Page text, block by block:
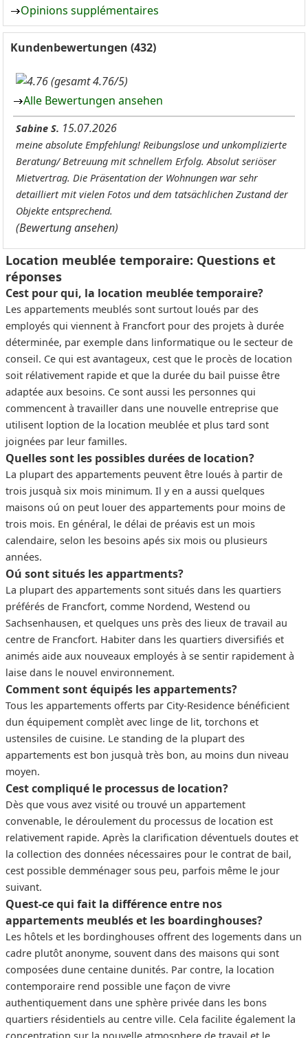
Opinions supplémentaires
Kundenbewertungen (432)
(gesamt 4.76/5)
Alle Bewertungen ansehen
Sabine S. 15.07.2026
meine absolute Empfehlung! Reibungslose und unkomplizierte
Beratung/ Betreuung mit schnellem Erfolg. Absolut seriöser
Mietvertrag. Die Präsentation der Wohnungen war sehr
detailliert mit vielen Fotos und dem tatsächlichen Zustand der
Objekte entsprechend.
(Bewertung ansehen)
Location meublée temporaire: Questions et
réponses
Cest pour qui, la location meublée temporaire?
Les appartements meublés sont surtout loués par des
employés qui viennent à Francfort pour des projets à durée
déterminée, par exemple dans linformatique ou le secteur de
conseil. Ce qui est avantageux, cest que le procès de location
soit rélativement rapide et que la durée du bail puisse être
adaptée aux besoins. Ce sont aussi les personnes qui
commencent à travailler dans une nouvelle entreprise que
utilisent loption de la location meublée et plus tard sont
joignées par leur familles.
Quelles sont les possibles durées de location?
La plupart des appartements peuvent être loués à partir de
trois jusquà six mois minimum. Il y en a aussi quelques
maisons oú on peut louer des appartements pour moins de
trois mois. En général, le délai de préavis est un mois
calendaire, selon les besoins apés six mois ou plusieurs
années.
Oú sont situés les appartments?
La plupart des appartements sont situés dans les quartiers
préférés de Francfort, comme Nordend, Westend ou
Sachsenhausen, et quelques uns près des lieux de travail au
centre de Francfort. Habiter dans les quartiers diversifiés et
animés aide aux nouveaux employés à se sentir rapidement à
laise dans le nouvel environnement.
Comment sont équipés les appartements?
Tous les appartements offerts par City-Residence bénéficient
dun équipement complèt avec linge de lit, torchons et
ustensiles de cuisine. Le standing de la plupart des
appartements est bon jusquà très bon, au moins dun niveau
moyen.
Cest compliqué le processus de location?
Dès que vous avez visité ou trouvé un appartement
convenable, le déroulement du processus de location est
relativement rapide. Après la clarification déventuels doutes et
la collection des données nécessaires pour le contrat de bail,
cest possible demménager sous peu, parfois même le jour
suivant.
Quest-ce qui fait la différence entre nos
appartements meublés et les boardinghouses?
Les hôtels et les bordinghouses offrent des logements dans un
cadre plutôt anonyme, souvent dans des maisons qui sont
composées dune centaine dunités. Par contre, la location
contemporaire rend possible une façon de vivre
authentiquement dans une sphère privée dans les bons
quartiers résidentiels au centre ville. Cela facilite également la